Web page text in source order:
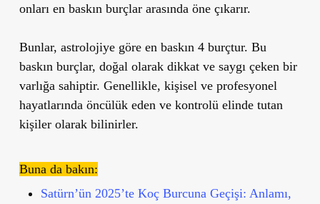
onları en baskın burçlar arasında öne çıkarır.
Bunlar, astrolojiye göre en baskın 4 burçtur. Bu
baskın burçlar, doğal olarak dikkat ve saygı çeken bir
varlığa sahiptir. Genellikle, kişisel ve profesyonel
hayatlarında öncülük eden ve kontrolü elinde tutan
kişiler olarak bilinirler.
Buna da bakın:
Satürn’ün 2025’te Koç Burcuna Geçişi: Anlamı,